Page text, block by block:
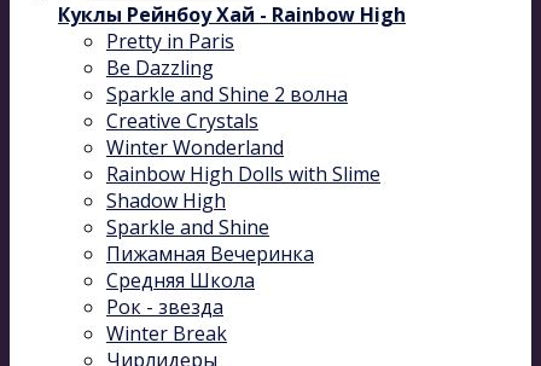
Куклы Рейнбоу Хай - Rainbow High
Pretty in Paris
Be Dazzling
Sparkle and Shine 2 волна
Сreative Сrystals
Winter Wonderland
Rainbow High Dolls with Slime
Shadow High
Sparkle and Shine
Пижамная Вечеринка
Средняя Школа
Рок - звезда
Winter Break
Чирлидеры